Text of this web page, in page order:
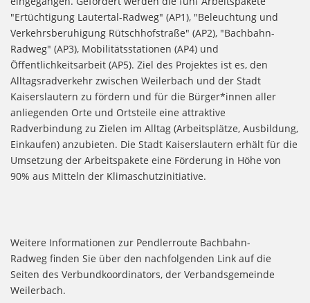
"Ertüchtigung Lautertal-Radweg" (AP1), "Beleuchtung und
Verkehrsberuhigung Rütschhofstraße" (AP2), "Bachbahn-
Radweg" (AP3), Mobilitätsstationen (AP4) und
Öffentlichkeitsarbeit (AP5). Ziel des Projektes ist es, den
Alltagsradverkehr zwischen Weilerbach und der Stadt
Kaiserslautern zu fördern und für die Bürger*innen aller
anliegenden Orte und Ortsteile eine attraktive
Radverbindung zu Zielen im Alltag (Arbeitsplätze, Ausbildung,
Einkaufen) anzubieten. Die Stadt Kaiserslautern erhält für die
Umsetzung der Arbeitspakete eine Förderung in Höhe von
90% aus Mitteln der Klimaschutzinitiative.
Weitere Informationen zur Pendlerroute Bachbahn-
Radweg finden Sie über den nachfolgenden Link auf die
Seiten des Verbundkoordinators, der Verbandsgemeinde
Weilerbach.